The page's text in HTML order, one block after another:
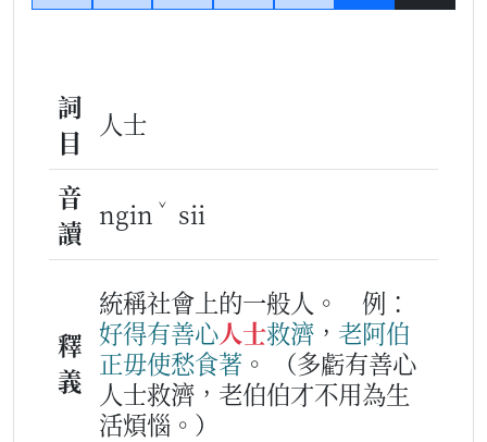
詞
目
人士
音
讀
ngin ˇ sii
釋
義
統稱社會上的一般人。
例：
好得有善心人士救濟 ， 老阿伯
正毋使愁食著 。
（多虧有善心
人士救濟，老伯伯才不用為生
活煩惱。）